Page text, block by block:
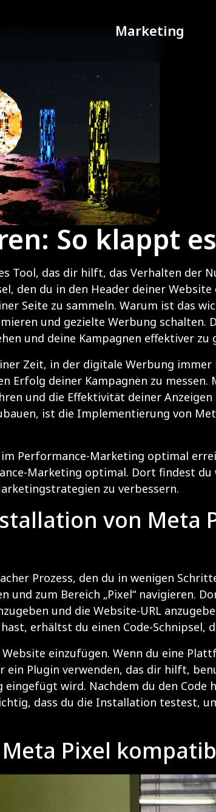
Marketing
So klappt
Tool, das dir hilft, das Verhalten der
den du in den Header deiner
Seite zu sammeln. Warum ist das
und gezielte Werbung schalten.
und deine Kampagnen effektiver zu
Zeit, in der digitale Werbung
Erfolg deiner Kampagnen zu messen.
und die Effektivität deiner Anzeigen
ist die Implementierung von
Performance-Marketing optimal
Marketing optimal. Dort findest
zu verbessern.
von Meta
Prozess, den du in wenigen
zum Bereich „Pixel“ navigieren.
und die Website-URL
erhältst du einen Code-Schnipsel,
einzufügen. Wenn du eine
Plugin verwenden, das dir hilft,
eingefügt wird. Nachdem du den Code
dass du die Installation testest,
Pixel